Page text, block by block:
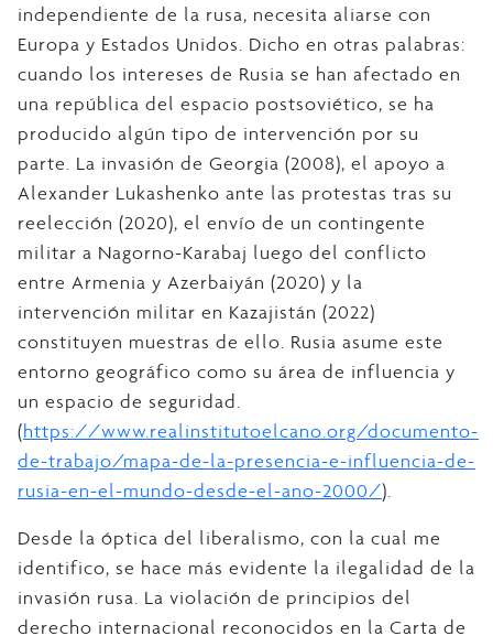
independiente de la rusa, necesita aliarse con
Europa y Estados Unidos. Dicho en otras palabras:
cuando los intereses de Rusia se han afectado en
una república del espacio postsoviético, se ha
producido algún tipo de intervención por su
parte. La invasión de Georgia (2008), el apoyo a
Alexander Lukashenko ante las protestas tras su
reelección (2020), el envío de un contingente
militar a Nagorno-Karabaj luego del conflicto
entre Armenia y Azerbaiyán (2020) y la
intervención militar en Kazajistán (2022)
constituyen muestras de ello. Rusia asume este
entorno geográfico como su área de influencia y
un espacio de seguridad.
(https://www.realinstitutoelcano.org/documento-
de-trabajo/mapa-de-la-presencia-e-influencia-de-
rusia-en-el-mundo-desde-el-ano-2000/).
Desde la óptica del liberalismo, con la cual me
identifico, se hace más evidente la ilegalidad de la
invasión rusa. La violación de principios del
derecho internacional reconocidos en la Carta de